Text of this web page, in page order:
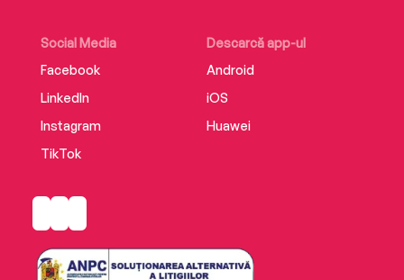
Social Media
Facebook
LinkedIn
Instagram
TikTok
Descarcă app-ul
Android
iOS
Huawei